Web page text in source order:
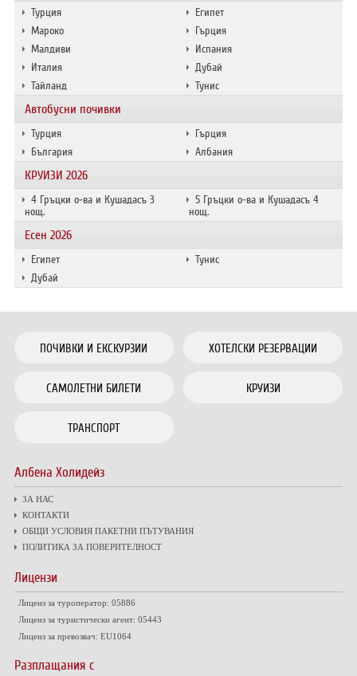
Турция
Египет
Мароко
Гърция
Малдиви
Испания
Италия
Дубай
Тайланд
Тунис
Автобусни почивки
Турция
Гърция
България
Албания
КРУИЗИ 2026
4 Гръцки о-ва и Кушадасъ 3
нощ.
5 Гръцки о-ва и Кушадасъ 4
нощ.
Есен 2026
Египет
Тунис
Дубай
ПОЧИВКИ И ЕКСКУРЗИИ ХОТЕЛСКИ РЕЗЕРВАЦИИ
САМОЛЕТНИ БИЛЕТИ КРУИЗИ
ТРАНСПОРТ
Албена Холидейз
ЗА НАС
КОНТАКТИ
ОБЩИ УСЛОВИЯ ПАКЕТНИ ПЪТУВАНИЯ
ПОЛИТИКА ЗА ПОВЕРИТЕЛНОСТ
Лицензи
Лиценз за туроператор: 05886
Лиценз за туристически агент: 05443
Лиценз за превозвач: EU1064
Разплащания с